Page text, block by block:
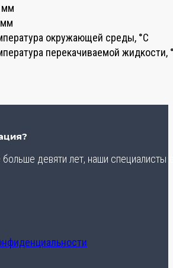
мм
окружающей среды, °C
перекачиваемой жидкости,
девяти лет, наши